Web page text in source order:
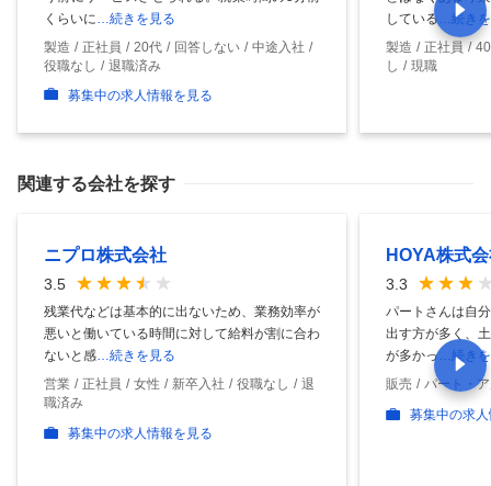
くらいに …続きを見る
製造
正社員 20代 回答しない
中途入社
役職なし
退職済み
募集中の求人情報を見る
している
…続き
製造
正社員
し
現職
関連する会社を探す
ニプロ株式会社
3.5
残業代などは基本的に出ないため、業務効率が
悪いと働いている時間に対して給料が割に合わ
ないと感…続きを見る
営業
正社員 女性 新卒入社 役職なし
退
職済み
募集中の求人情報を見る
HOYA株式
3.3
パートさんは自
出す方が多く、
が多かっ…続き
販売
パート・
募集中の求